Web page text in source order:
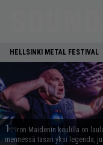
HELLSINKI METAL FESTIVAL
1. Iron Maidenin keulilla on
mennessä tasan yksi legenda,